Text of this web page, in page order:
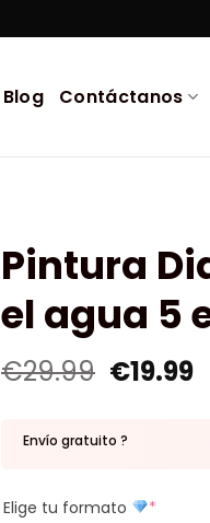
Blog Contáctanos
Pintura
el agua 5
€29.99 €19.99
Envío gratuito ?
Elige tu formato *